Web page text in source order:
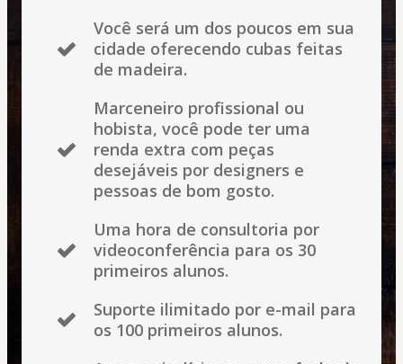
Você será um dos poucos em sua
cidade oferecendo cubas feitas
de madeira.
Marceneiro profissional ou
hobista, você pode ter uma
renda extra com peças
desejáveis por designers e
pessoas de bom gosto.
Uma hora de consultoria por
videoconferência para os 30
primeiros alunos.
Suporte ilimitado por e-mail para
os 100 primeiros alunos.